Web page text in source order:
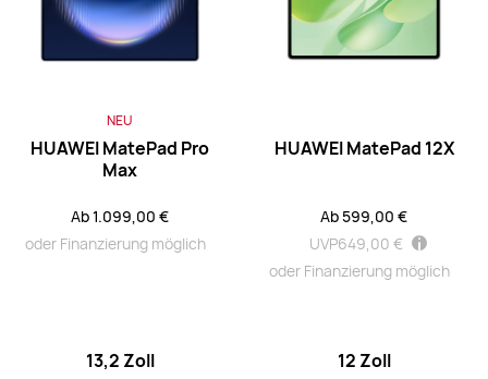
Ab 1.099,00 €
oder Finanzierung möglich
12,2 Zoll
HUAWEI MatePad Pro
Ab 649,00 € UVP999,00 €
NEU
HUAWEI MatePad Pro
Max
Ab 1.099,00 €
oder Finanzierung möglich
13,2 Zoll
HUAWEI MatePad 12X
Ab 599,00 €
UVP649,00 €
oder Finanzierung möglich
12 Zoll